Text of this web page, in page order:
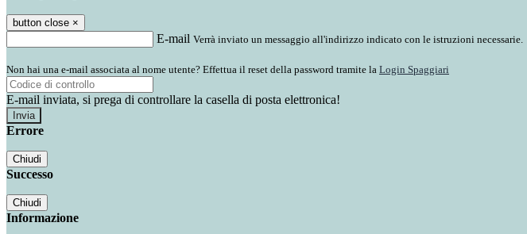
button close ×
E-mail Verrà inviato un messaggio all'indirizzo indicato con le istruzioni necessarie.
Non hai una e-mail associata al nome utente? Effettua il reset della password tramite la Login Spaggiari
E-mail inviata, si prega di controllare la casella di posta elettronica!
Errore
Chiudi
Successo
Chiudi
Informazione